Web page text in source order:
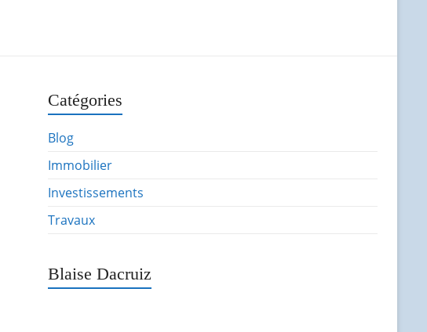
Catégories
Blog
Immobilier
Investissements
Travaux
Blaise Dacruiz